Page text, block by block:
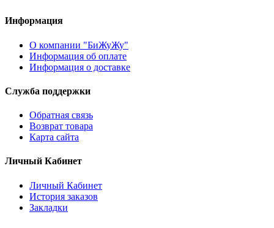
Информация
О компании "БиЖуЖу"
Информация об оплате
Информация о доставке
Служба поддержки
Обратная связь
Возврат товара
Карта сайта
Личный Кабинет
Личный Кабинет
История заказов
Закладки